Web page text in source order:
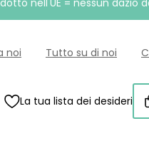
nell'UE = nessun dazio
noi Tutto su di noi
La tua lista dei desideri